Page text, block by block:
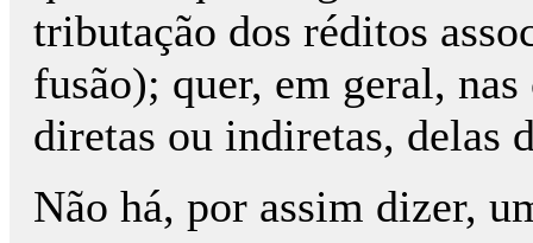
tributação dos réditos
fusão); quer, em geral,
diretas ou indiretas, delas
Não há, por assim dizer,